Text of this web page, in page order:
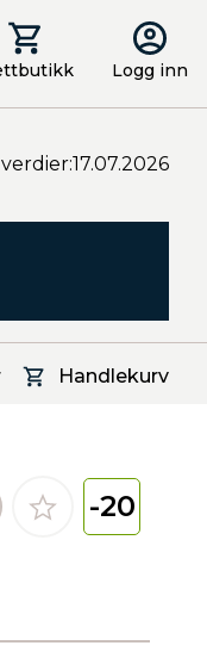
Logg inn
Handlekurv
-20